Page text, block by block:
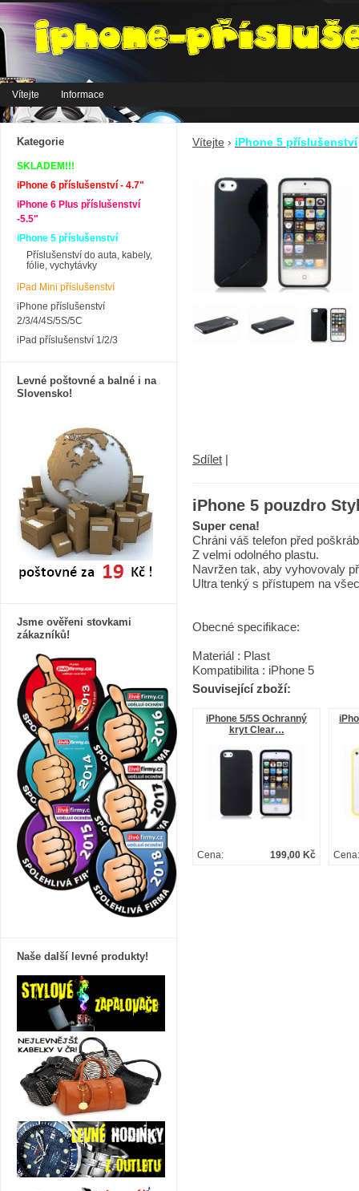
Vítejte Informace
Vítejte › iPhone 5 příslušenství
Sdílet |
iPhone 5 pouzdro
Super cena!
Chráni váš telefon před
Z velmi odolného plastu.
Navržen tak, aby vyhovovaly
Ultra tenký s přístupem na
Obecné specifikace:
Materiál : Plast
Kompatibilita : iPhone 5
Související zboží:
iPhone 5/5S Ochranný
kryt Clear…
199,00 Kč
Cena:
Kategorie
SKLADEM!!!
iPhone 6 příslušenství - 4.7"
iPhone 6 Plus příslušenství
-5.5"
iPhone 5 příslušenství
Příslušenství do auta, kabely,
fólie, vychytávky
iPad Mini příslušenství
iPhone příslušenství
2/3/4/4S/5S/5C
iPad příslušenství 1/2/3
Levné poštovné a balné i na
Slovensko!
Jsme ověřeni stovkami
zákazníků!
Naše další levné produkty!